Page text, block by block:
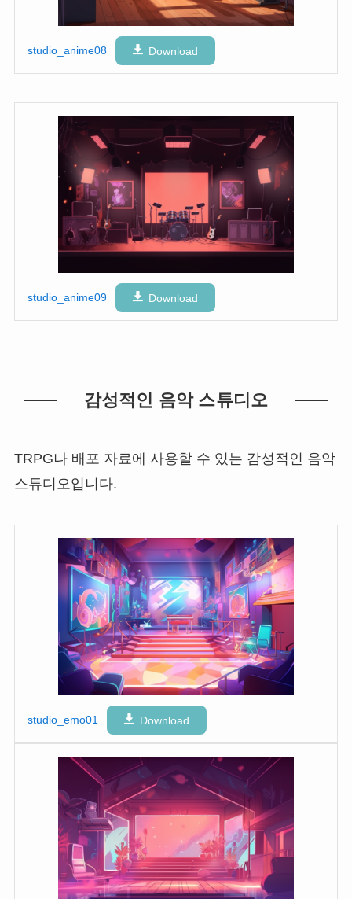
studio_anime08 Download
studio_anime09 Download
감성적인 음악 스튜디오
TRPG나 배포 자료에 사용할 수 있는 감성적인 음악
스튜디오입니다.
studio_emo01 Download